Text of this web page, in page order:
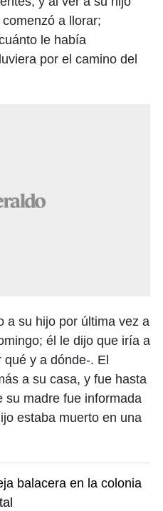
a llorar;
le había
por el camino del
a su hijo por última vez a
él le dijo que iría a
y a dónde-. El
a su casa, y fue hasta
su madre fue informada
estaba muerto en una
balacera en la colonia